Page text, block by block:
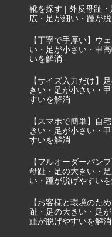
靴を探す | 外反母趾
広・足が細い・踵が
【丁寧で手厚い】ウ
い・足が小さい・甲
いを解消
【サイズ入力だけ】
きい・足が小さい・
すいを解消
【スマホで簡単】自
きい・足が小さい・
すいを解消
【フルオーダーパン
母趾・足の大きい・
い・踵が脱げやすい
【お客様と環境のた
趾・足の大きい・足
踵が脱げやすいを解消